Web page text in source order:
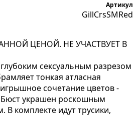
Артикул
GillCrsSMRed
ЦЕНОЙ. НЕ УЧАСТВУЕТ В
сексуальным разрезом
тонкая атласная
сочетание цветов -
Бюст украшен роскошным
В комплекте идут трусики,